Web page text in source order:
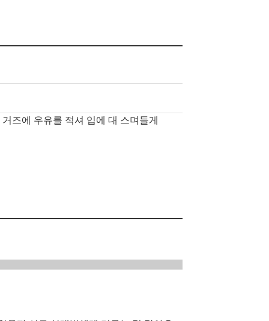
즈에 우유를 적셔 입에 대 스며들게